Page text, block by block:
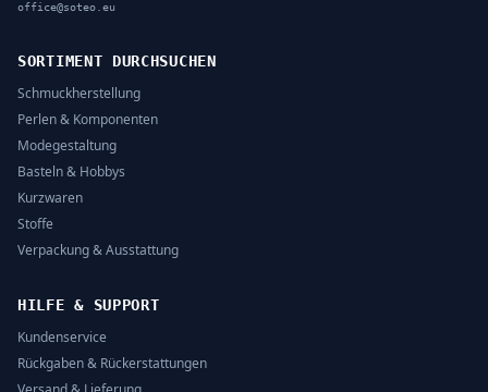
office@soteo.eu
SORTIMENT DURCHSUCHEN
Schmuckherstellung
Perlen & Komponenten
Modegestaltung
Basteln & Hobbys
Kurzwaren
Stoffe
Verpackung & Ausstattung
HILFE & SUPPORT
Kundenservice
Rückgaben & Rückerstattungen